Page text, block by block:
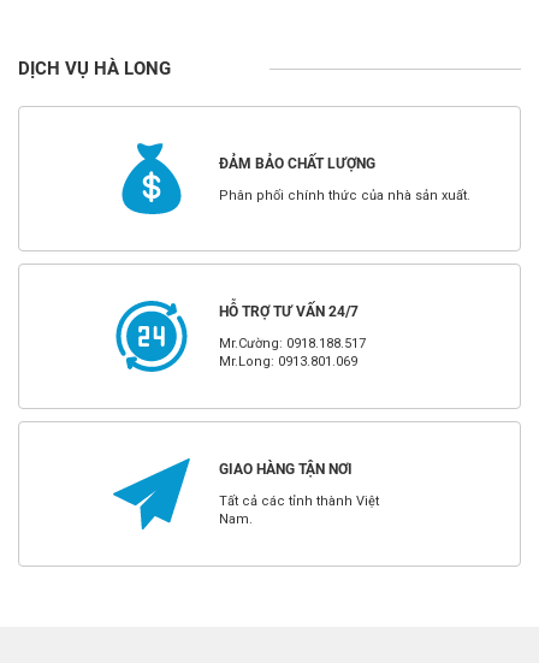
DỊCH VỤ HÀ LONG
ĐẢM BẢO CHẤT LƯỢNG
Phân phối chính thức của nhà sản xuất.
HỖ TRỢ TƯ VẤN 24/7
Mr.Cường: 0918.188.517
Mr.Long: 0913.801.069
GIAO HÀNG TẬN NƠI
Tất cả các tỉnh thành Việt
Nam.